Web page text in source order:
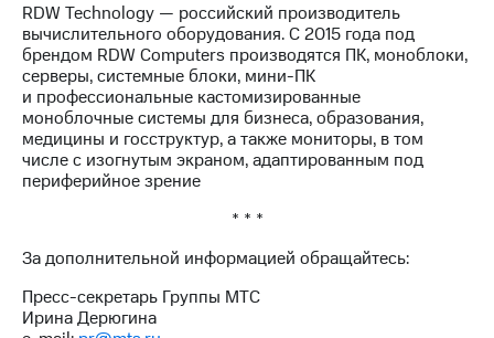
облигаций
Другое
Регистратор
Реквизиты
Контакты
развитие
деловая этика
На главную
RDW Technology — российский производитель
вычислительного оборудования. С 2015 года под
брендом RDW Computers производятся ПК, моноблоки,
серверы, системные блоки, мини-ПК
и профессиональные кастомизированные
моноблочные системы для бизнеса, образования,
медицины и госструктур, а также мониторы, в том
числе с изогнутым экраном, адаптированным под
периферийное зрение
* * *
За дополнительной информацией обращайтесь:
Пресс-секретарь Группы МТС
Ирина Дерюгина